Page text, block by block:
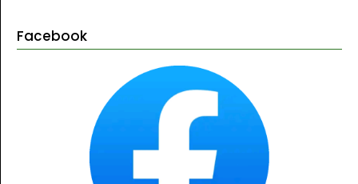
Facebook